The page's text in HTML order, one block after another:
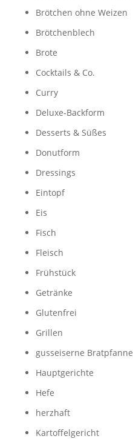
Brötchen ohne Weizen
Brötchenblech
Brote
Cocktails & Co.
Curry
Deluxe-Backform
Desserts & Süßes
Donutform
Dressings
Eintopf
Eis
Fisch
Fleisch
Frühstück
Getränke
Glutenfrei
Grillen
gusseiserne Bratpfanne
Hauptgerichte
Hefe
herzhaft
Kartoffelgericht